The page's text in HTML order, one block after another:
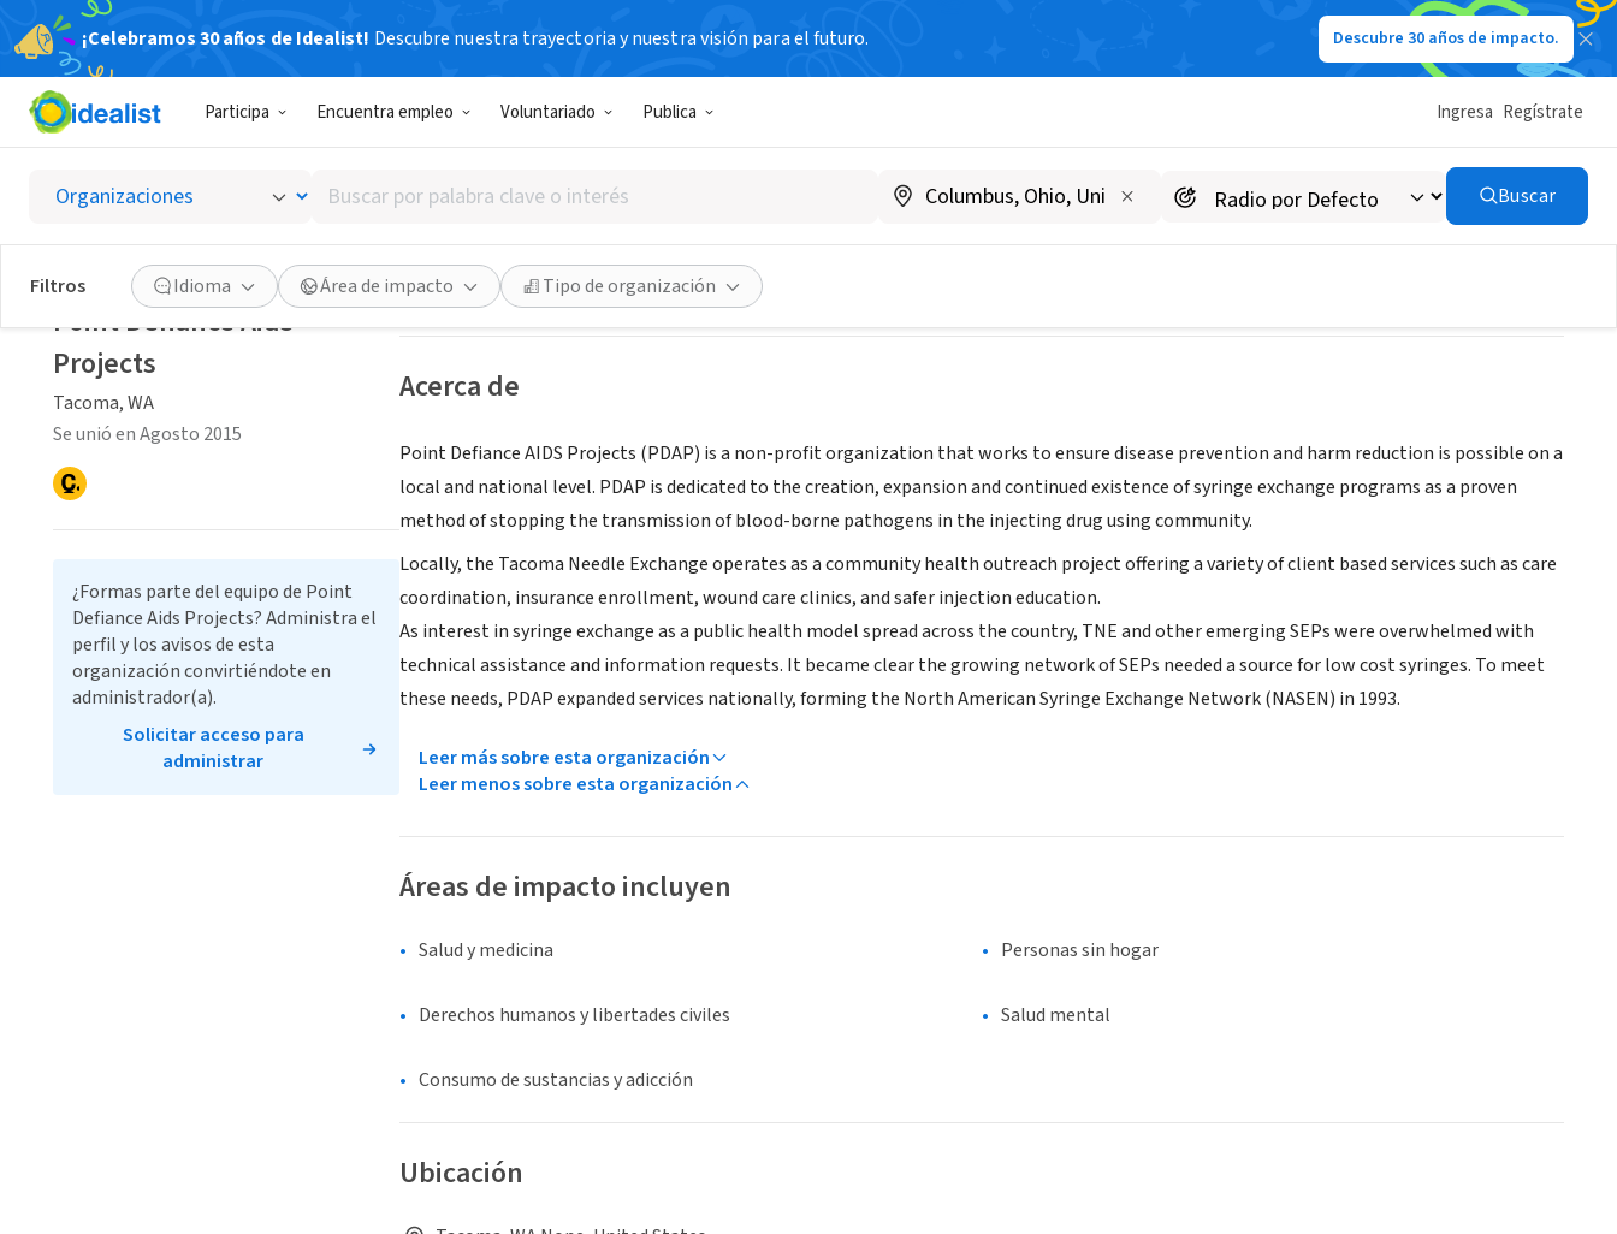
¡Celebramos 30 años de Idealist! Descubre nuestra trayectoria y nuestra visión para el futuro. Descubre 30 años de impacto.
Participa Encuentra empleo Voluntariado Publica Ingresa Regístrate
Buscar
por
palabra
clave
o
interés
Buscar
Filtros Idioma Área de impacto Tipo de organización
Point Defiance Aids Projects
Tacoma, WA |nasen.org
Guardar Compartir
Acerca de
Point DefianceAIDS Projects (PDAP) is a non-profit organization that works to ensure disease prevention and harm reduction is possible on a
local and national level. PDAP is dedicated to the creation, expansion and continued existence of syringe exchange programs as a proven
method of stopping the transmission of blood-borne pathogens in the injecting drug using community.
Locally, the Tacoma Needle Exchange operates as a community health outreach project offering a variety of client based services such as care
coordination, insurance enrollment, wound care clinics, and safer injection education.
As interest in syringe exchange as a public health model spread across the country, TNE and other emerging SEPs were overwhelmed with
technical assistance and information requests. It became clear the growing network of SEPs needed a source for low cost syringes. To meet
these needs, PDAP expanded services nationally, forming the North American Syringe Exchange Network (NASEN) in 1993.
Leer más sobre esta organización
Leer menos sobre esta organización
Áreas de impacto incluyen
Salud y medicina Personas sin hogar
Derechos humanos y libertades civiles Salud mental
Consumo de sustancias y adicción
Ubicación
Point Defiance Aids
Projects
Tacoma, WA
Se unió en Agosto 2015
¿Formas parte del equipo de Point
Defiance Aids Projects? Administra el
perfil y los avisos de esta
organización convirtiéndote en
administrador(a).
Solicitar acceso para
administrar